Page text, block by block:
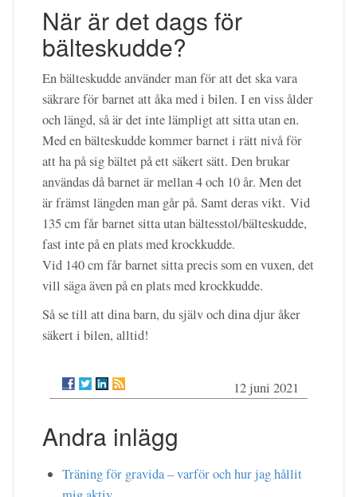
När är det dags för
bälteskudde?
En bälteskudde använder man för att det ska vara
säkrare för barnet att åka med i bilen. I en viss ålder
och längd, så är det inte lämpligt att sitta utan en.
Med en bälteskudde kommer barnet i rätt nivå för
att ha på sig bältet på ett säkert sätt. Den brukar
användas då barnet är mellan 4 och 10 år. Men det
är främst längden man går på. Samt deras vikt. Vid
135 cm får barnet sitta utan bältesstol/bälteskudde,
fast inte på en plats med krockkudde.
Vid 140 cm får barnet sitta precis som en vuxen, det
vill säga även på en plats med krockkudde.
Så se till att dina barn, du själv och dina djur åker
säkert i bilen, alltid!
12 juni 2021
Andra inlägg
Träning för gravida – varför och hur jag hållit